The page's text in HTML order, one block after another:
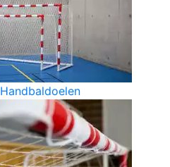
Handbaldoelen